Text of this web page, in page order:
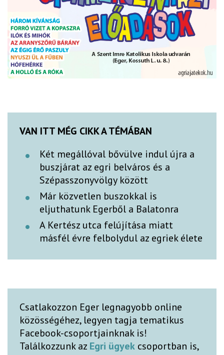
VAN ITT MÉG CIKK A TÉMÁBAN
Két megállóval bővülve indul újra a
buszjárat az egri belváros és a
Szépasszonyvölgy között
Már közvetlen buszokkal is
eljuthatunk Egerből a Balatonra
A Kertész utca felújítása miatt
másfél évre felbolydul az egriek élete
Csatlakozzon Eger legnagyobb online
közösségéhez, legyen tagja tematikus
Facebook-csoportjainknak is!
Találkozzunk az Egri ügyek csoportban is,